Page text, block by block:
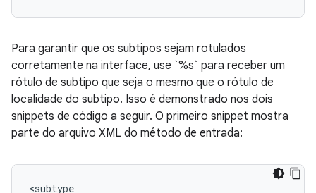
Para garantir que os subtipos sejam rotulados
corretamente na interface, use `%s` para receber um
rótulo de subtipo que seja o mesmo que o rótulo de
localidade do subtipo. Isso é demonstrado nos dois
snippets de código a seguir. O primeiro snippet mostra
parte do arquivo XML do método de entrada: